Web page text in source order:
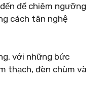
để chiêm ngưỡng
cách tân nghệ
với những bức
thạch, đèn chùm và